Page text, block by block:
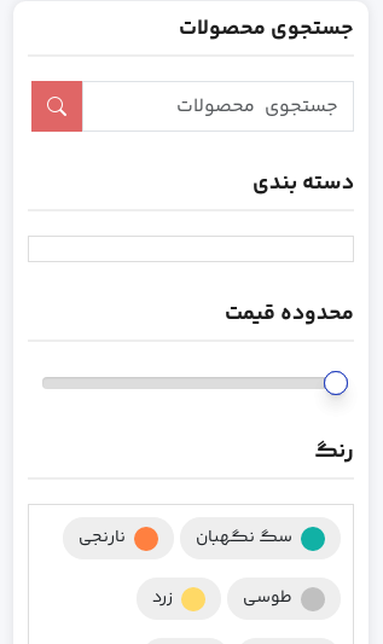
جستجوی محصولات
دسته بندی
محدوده قیمت
رنگ
سگ نگهبان نارنجی
طوسی زرد